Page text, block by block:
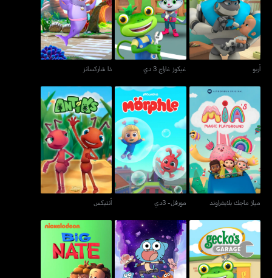
أربو
أربو
غيكوز غاراج 3 دي
غيكوز غاراج 3 دي
ذا شاركسانز
ذا شاركسانز
مياز ماجك بلايغراوند
مياز ماجك بلايغراوند
مورفل- 3دي
مورفل- 3دي
أنتيكس
أنتيكس
غيكوز غراج
ذا وندرڤولي ويرد ورلد أوف
بيغ نيت